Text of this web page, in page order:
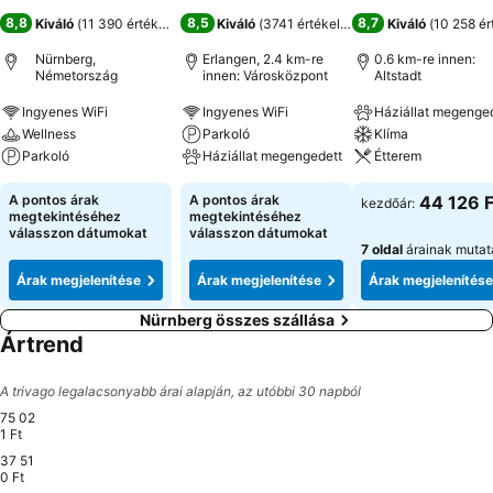
8,8 Kiváló (11 390 értékelés )
Nürnberg,
Németország
Ingyenes WiFi
Wellness
Parkoló
A pontos árak
megtekintéséhez
válasszon dátumokat
Árak megjelenítése
8,5 Kiváló (3741 értékelés)
Erlangen, 2.4 km-re
innen: Városközpont
Ingyenes WiFi
Parkoló
Háziállat megengedett
A pontos árak
megtekintéséhez
válasszon dátumokat
Árak megjelenítése
8,7 Kiváló (10 258
0.6 km-re innen:
Altstadt
Háziállat
Klíma
Étterem
kezdőár: 44 126
7 oldal árainak
Árak megjelenítése
Nürnberg összes szállása
Ártrend
A trivago legalacsonyabb árai alapján, az utóbbi 30 napból
75 02
1 Ft
37 51
0 Ft